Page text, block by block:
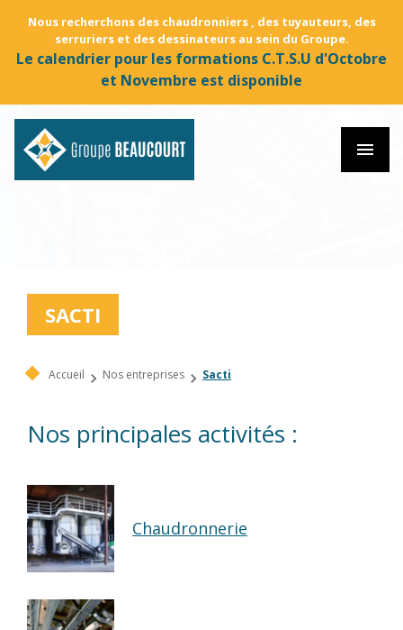
Nous recherchons des chaudronniers , des tuyauteurs, des
serruriers et des dessinateurs au sein du Groupe.
Le calendrier pour les formations C.T.S.U d'Octobre
et Novembre est disponible
menu
SACTI
Accueil Nos entreprises Sacti
Nos principales activités :
Chaudronnerie